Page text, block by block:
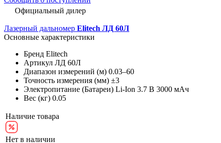
Официальный дилер
Лазерный дальномер Elitech ЛД 60Л
Основные характеристики
Бренд Elitech
Артикул ЛД 60Л
Диапазон измерений (м) 0.03–60
Точность измерения (мм) ±3
Электропитание (Батареи) Li-Ion 3.7 В 3000 мАч
Вес (кг) 0.05
Наличие товара
Нет в наличии